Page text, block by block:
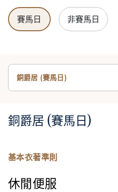
賽馬日 非賽馬日
銅爵居 (賽馬日)
銅爵居 (賽馬日)
基本衣著準則
休閒便服